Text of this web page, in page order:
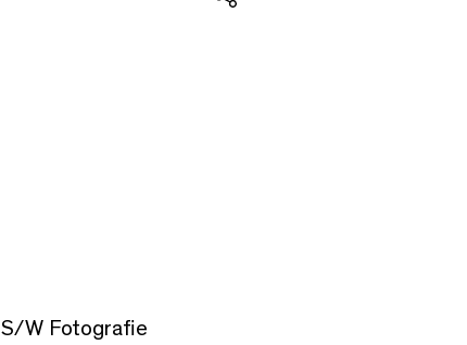
S/W Fotografie